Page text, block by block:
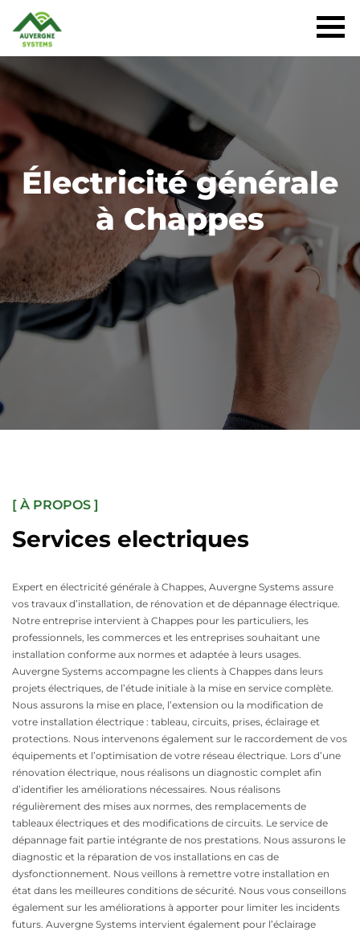
Électricité générale
à Chappes
[ À PROPOS ]
Services electriques
Expert en électricité générale à Chappes, Auvergne Systems assure
vos travaux d’installation, de rénovation et de dépannage électrique.
Notre entreprise intervient à Chappes pour les particuliers, les
professionnels, les commerces et les entreprises souhaitant une
installation conforme aux normes et adaptée à leurs usages.
Auvergne Systems accompagne les clients à Chappes dans leurs
projets électriques, de l’étude initiale à la mise en service complète.
Nous assurons la mise en place, l’extension ou la modification de
votre installation électrique : tableau, circuits, prises, éclairage et
protections. Nous intervenons également sur le raccordement de vos
équipements et l’optimisation de votre réseau électrique. Lors d’une
rénovation électrique, nous réalisons un diagnostic complet afin
d’identifier les améliorations nécessaires. Nous réalisons
régulièrement des mises aux normes, des remplacements de
tableaux électriques et des modifications de circuits. Le service de
dépannage fait partie intégrante de nos prestations. Nous assurons le
diagnostic et la réparation de vos installations en cas de
dysfonctionnement. Nous veillons à remettre votre installation en
état dans les meilleures conditions de sécurité. Nous vous conseillons
également sur les améliorations à apporter pour limiter les incidents
futurs. Auvergne Systems intervient également pour l’éclairage